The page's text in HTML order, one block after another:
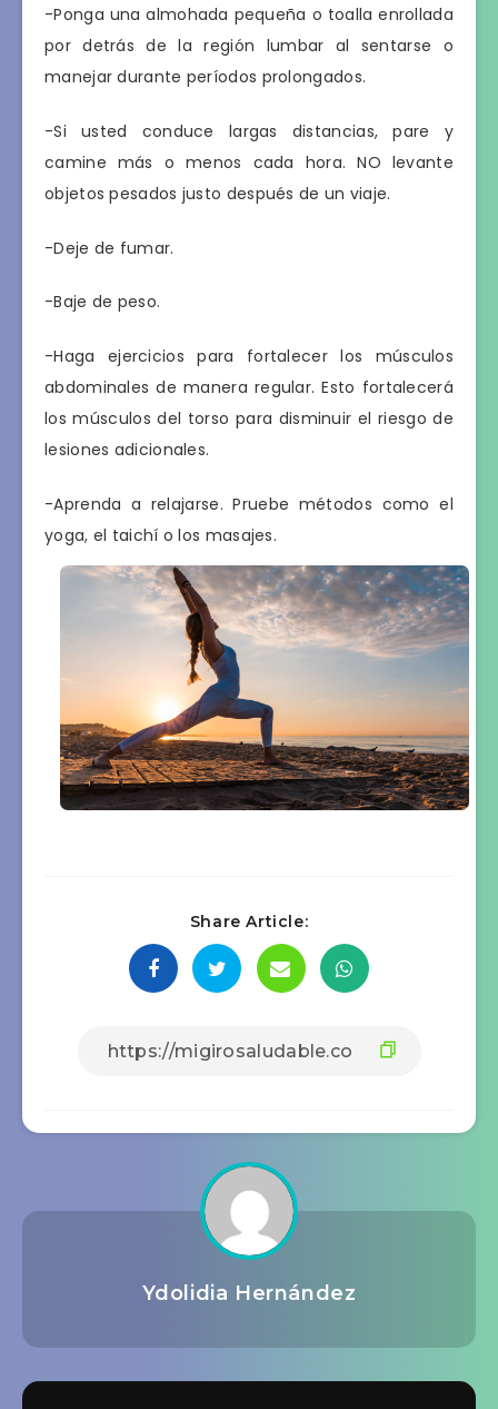
-Ponga una almohada pequeña o toalla enrollada
por detrás de la región lumbar al sentarse o
manejar durante períodos prolongados.
-Si usted conduce largas distancias, pare y
camine más o menos cada hora. NO levante
objetos pesados justo después de un viaje.
-Deje de fumar.
-Baje de peso.
-Haga ejercicios para fortalecer los músculos
abdominales de manera regular. Esto fortalecerá
los músculos del torso para disminuir el riesgo de
lesiones adicionales.
-Aprenda a relajarse. Pruebe métodos como el
yoga, el taichí o los masajes.
Share Article:
Ydolidia Hernández